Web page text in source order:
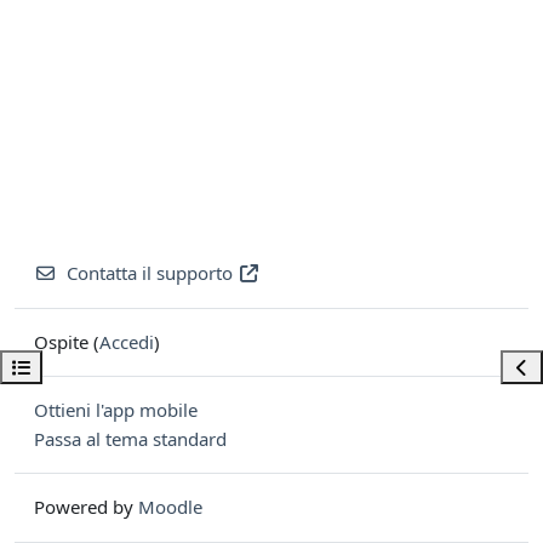
Apri indice del corso
Contatta il supporto
Ospite (Accedi)
Ottieni l'app mobile
Passa al tema standard
Powered by Moodle